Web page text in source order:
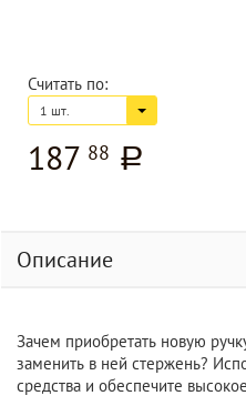
Считать по:
1 шт.
187 88 a
Описание
Зачем приобретать новую
заменить в ней стержень?
средства и обеспечите